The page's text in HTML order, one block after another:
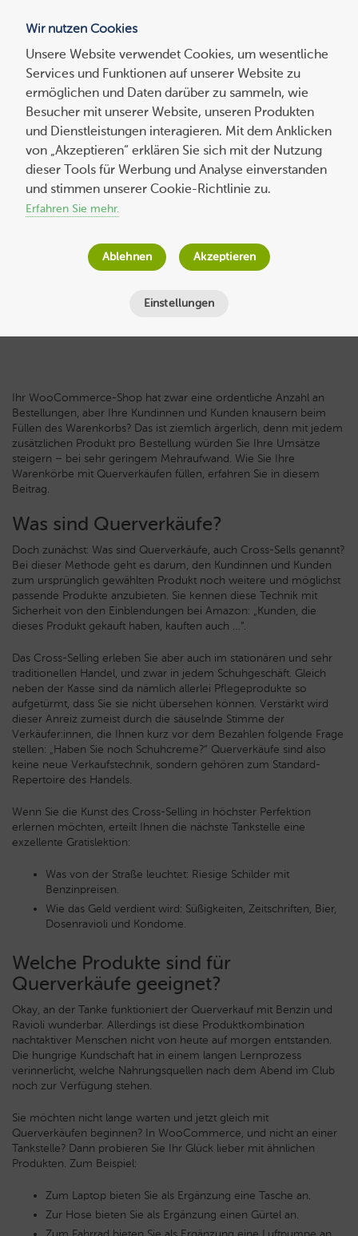
Suchen
nach:
WooCommerce rocken lassen – Wie Sie
mit verlinkten Produkten Querverkäufe
Ihr WooCommerce-Shop hat zwar eine ordentliche Anzahl an
Bestellungen, aber Ihre Kundinnen und Kunden knausern beim
Füllen des Warenkorbs? Das ist ziemlich ärgerlich, denn mit jedem
zusätzlichen Produkt pro Bestellung würden Sie Ihre Umsätze
steigern – bei sehr geringem Mehraufwand. Wie Sie Ihre
Warenkörbe mit Querverkäufen füllen, erfahren Sie in diesem
Beitrag.
Was sind Querverkäufe?
Doch zunächst: Was sind Querverkäufe, auch Cross-Sells genannt?
Bei dieser Methode geht es darum, den Kundinnen und Kunden
zum ursprünglich gewählten Produkt noch weitere und möglichst
passende Produkte anzubieten. Sie kennen diese Technik mit
Sicherheit von den Einblendungen bei Amazon: „Kunden, die
dieses Produkt gekauft haben, kauften auch …“.
Das Cross-Selling erleben Sie aber auch im stationären und sehr
traditionellen Handel, und zwar in jedem Schuhgeschäft. Gleich
neben der Kasse sind da nämlich allerlei Pflegeprodukte so
aufgetürmt, dass Sie sie nicht übersehen können. Verstärkt wird
dieser Anreiz zumeist durch die säuselnde Stimme der
Verkäufer:innen, die Ihnen kurz vor dem Bezahlen folgende Frage
stellen: „Haben Sie noch Schuhcreme?“ Querverkäufe sind also
keine neue Verkaufstechnik, sondern gehören zum Standard-
Repertoire des Handels.
Wenn Sie die Kunst des Cross-Selling in höchster Perfektion
erlernen möchten, erteilt Ihnen die nächste Tankstelle eine
exzellente Gratislektion:
Was von der Straße leuchtet: Riesige Schilder mit
Benzinpreisen.
Wie das Geld verdient wird: Süßigkeiten, Zeitschriften, Bier,
Dosenravioli und Kondome.
Welche Produkte sind für
Querverkäufe geeignet?
Okay, an der Tanke funktioniert der Querverkauf mit Benzin und
Ravioli wunderbar. Allerdings ist diese Produktkombination
nachtaktiver Menschen nicht von heute auf morgen entstanden.
Die hungrige Kundschaft hat in einem langen Lernprozess
verinnerlicht, welche Nahrungsquellen nach dem Abend im Club
noch zur Verfügung stehen.
Sie möchten nicht lange warten und jetzt gleich mit
Querverkäufen beginnen? In WooCommerce, und nicht an einer
Tankstelle? Dann probieren Sie Ihr Glück lieber mit ähnlichen
Produkten. Zum Beispiel:
Zum Laptop bieten Sie als Ergänzung eine Tasche an.
Zur Hose bieten Sie als Ergänzung einen Gürtel an.
Wir nutzen Cookies
Unsere Website verwendet Cookies, um wesentliche
Services und Funktionen auf unserer Website zu
ermöglichen und Daten darüber zu sammeln, wie
Besucher mit unserer Website, unseren Produkten
und Dienstleistungen interagieren. Mit dem Anklicken
von „Akzeptieren“ erklären Sie sich mit der Nutzung
dieser Tools für Werbung und Analyse einverstanden
und stimmen unserer Cookie-Richtlinie zu.
Erfahren Sie mehr.
Einstellungen
Ablehnen Akzeptieren